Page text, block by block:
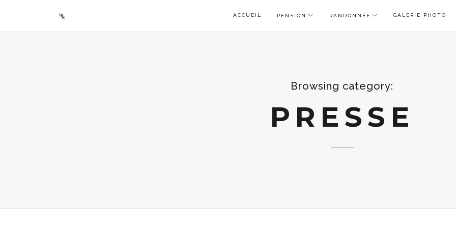
ACCUEIL PENSION RANDONNÉE GALERIE PHOTO
Browsing category:
PRESSE